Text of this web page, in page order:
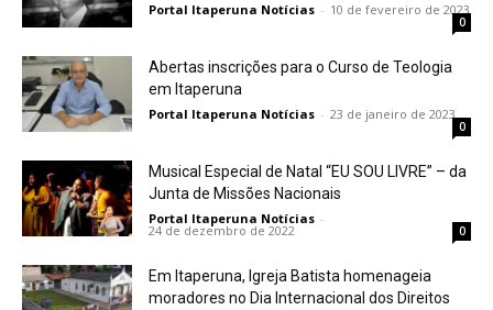
Portal Itaperuna Notícias - 10 de fevereiro de 2023
0
Abertas inscrições para o Curso de Teologia
em Itaperuna
Portal Itaperuna Notícias - 23 de janeiro de 2023
0
Musical Especial de Natal “EU SOU LIVRE” – da
Junta de Missões Nacionais
Portal Itaperuna Notícias -
24 de dezembro de 2022 0
Em Itaperuna, Igreja Batista homenageia
moradores no Dia Internacional dos Direitos